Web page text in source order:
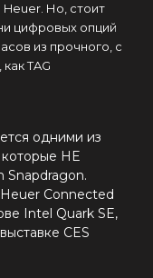
Heuer. Но, стоит
цифровых опций
из прочного, с
какTAG
одними из
которые НЕ
Snapdragon.
Connected
Intel Quark SE,
CES